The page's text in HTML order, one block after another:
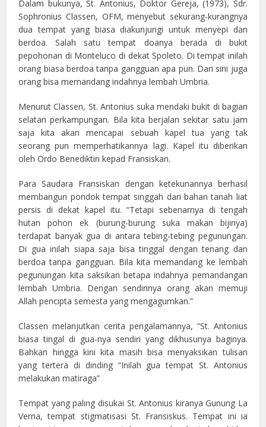
Dalam bukunya, St. Antonius, Doktor Gereja, (1973), Sdr.
Sophronius Classen, OFM, menyebut sekurang-kurangnya
dua tempat yang biasa diakunjungi untuk menyepi dan
berdoa. Salah satu tempat doanya berada di bukit
pepohonan di Monteluco di dekat Spoleto. Di tempat inilah
orang biasa berdoa tanpa gangguan apa pun. Dari sini juga
orang bisa memandang indahnya lembah Umbria.
Menurut Classen, St. Antonius suka mendaki bukit di bagian
selatan perkampungan. Bila kita berjalan sekitar satu jam
saja kita akan mencapai sebuah kapel tua yang tak
seorang pun memperhatikannya lagi. Kapel itu diberikan
oleh Ordo Benediktin kepad Fransiskan.
Para Saudara Fransiskan dengan ketekunannya berhasil
membangun pondok tempat singgah dari bahan tanah liat
persis di dekat kapel itu. “Tetapi sebenarnya di tengah
hutan pohon ek (burung-burung suka makan bijinya)
terdapat banyak gua di antara tebing-tebing pegunungan.
Di gua inilah siapa saja bisa tinggal dengan tenang dan
berdoa tanpa gangguan. Bila kita memandang ke lembah
pegunungan kita saksikan betapa indahnya pemandangan
lembah Umbria. Dengan sendirinya orang akan memuji
Allah pencipta semesta yang mengagumkan.”
Classen melanjutkan cerita pengalamannya, “St. Antonius
biasa tingal di gua-nya sendiri yang dikhusunya baginya.
Bahkan hingga kini kita masih bisa menyaksikan tulisan
yang tertera di dinding “Inilah gua tempat St. Antonius
melakukan matiraga”
Tempat yang paling disukai St. Antonius kiranya Gunung La
Verna, tempat stigmatisasi St. Fransiskus. Tempat ini ia